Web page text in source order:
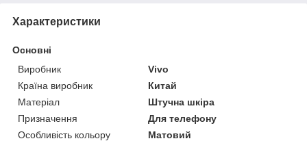
Характеристики
Основні
Виробник
Vivo
Країна виробник
Китай
Матеріал
Штучна шкіра
Призначення
Для телефону
Особливість кольору
Матовий